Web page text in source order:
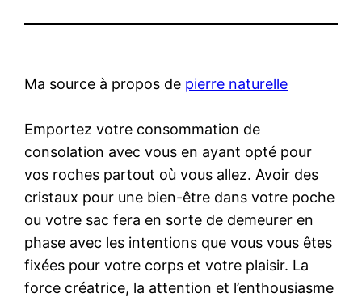
Ma source à propos de pierre naturelle
Emportez votre consommation de
consolation avec vous en ayant opté pour
vos roches partout où vous allez. Avoir des
cristaux pour une bien-être dans votre poche
ou votre sac fera en sorte de demeurer en
phase avec les intentions que vous vous êtes
fixées pour votre corps et votre plaisir. La
force créatrice, la attention et l’enthousiasme